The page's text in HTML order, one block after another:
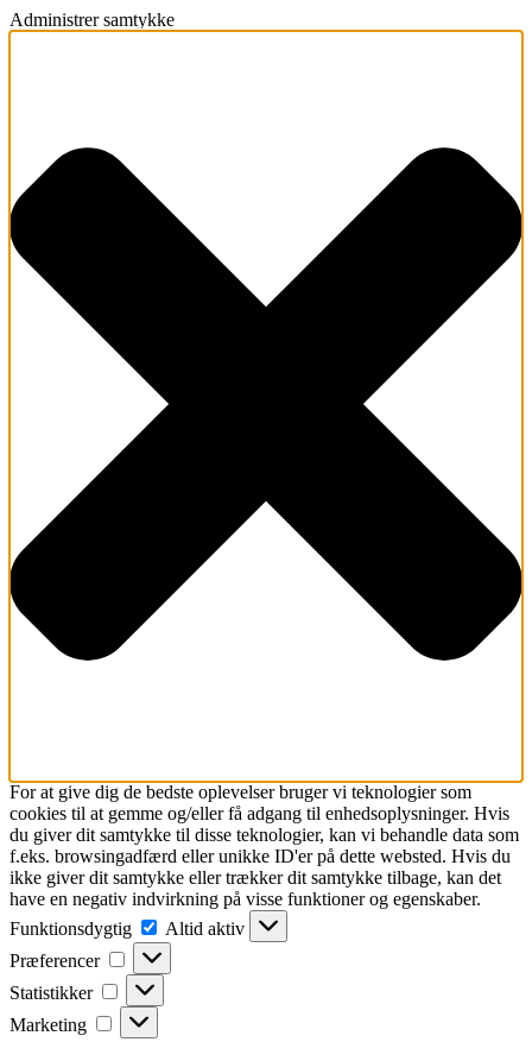
Administrer samtykke
For at give dig de bedste oplevelser bruger vi teknologier som
cookies til at gemme og/eller få adgang til enhedsoplysninger. Hvis
du giver dit samtykke til disse teknologier, kan vi behandle data som
f.eks. browsingadfærd eller unikke ID'er på dette websted. Hvis du
ikke giver dit samtykke eller trækker dit samtykke tilbage, kan det
have en negativ indvirkning på visse funktioner og egenskaber.
Funktionsdygtig
Funktionsdygtig
Altid aktiv
Præferencer
Præferencer
Statistikker Statistikker
Marketing Marketing